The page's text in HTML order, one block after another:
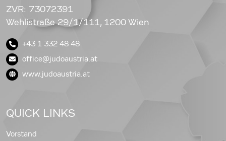
ZVR: 73072391
Wehlistraße 29/1/111, 1200 Wien
+43 1 332 48 48
office@judoaustria.at
www.judoaustria.at
QUICK LINKS
Vorstand